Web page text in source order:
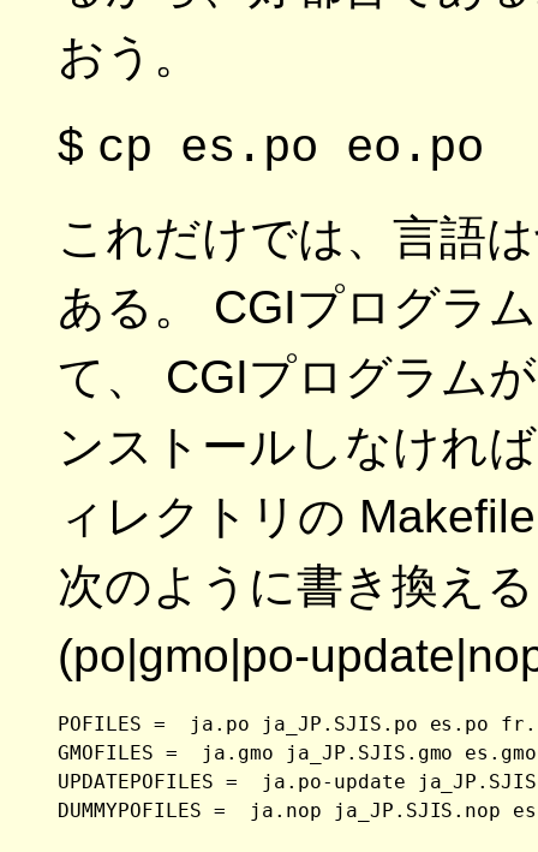
おう。
$ cp es.po eo.po
これだけでは、言語
ある。 CGIプログラ
て、 CGIプログラム
ンストールしなけれ
ィレクトリの
次のように書き換え
(po|gmo|po-
POFILES =  ja.po ja_JP.SJIS.po es.po
GMOFILES =  ja.gmo ja_JP.SJIS.gmo
UPDATEPOFILES =  ja.po-update